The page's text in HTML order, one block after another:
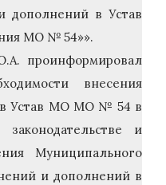
дополнений в Устав
МО № 54»».
проинформировал
внесения
Устав МО МО № 54 в
и
Муниципального
и дополнений в